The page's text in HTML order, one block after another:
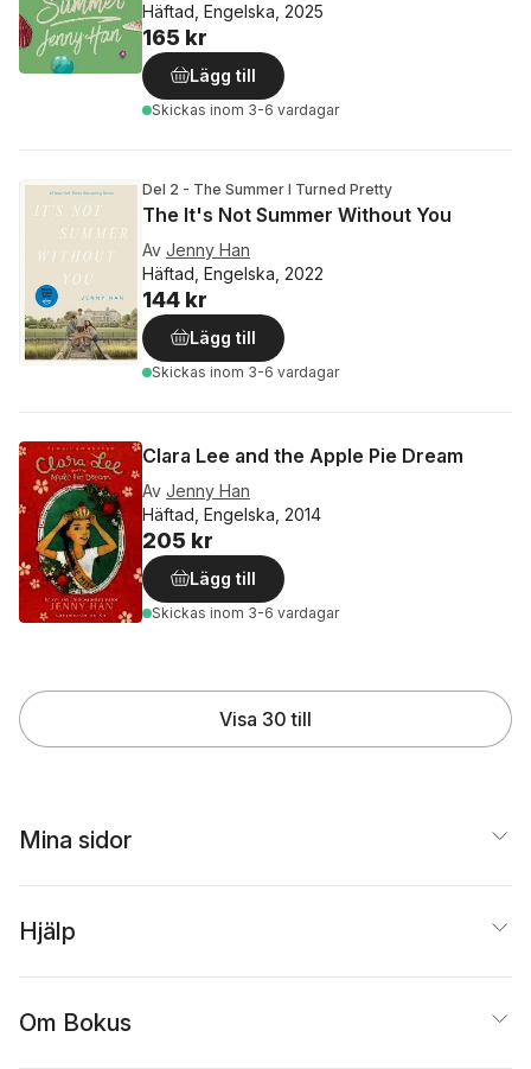
Häftad, Engelska, 2025
165 kr
Lägg till
Skickas inom 3-6 vardagar
Del 2 - The Summer I Turned Pretty
The It's Not Summer Without You
Av Jenny Han
Häftad, Engelska, 2022
144 kr
Lägg till
Skickas inom 3-6 vardagar
Clara Lee and the Apple Pie Dream
Av Jenny Han
Häftad, Engelska, 2014
205 kr
Lägg till
Skickas inom 3-6 vardagar
Visa 30 till
Mina sidor
Hjälp
Om Bokus